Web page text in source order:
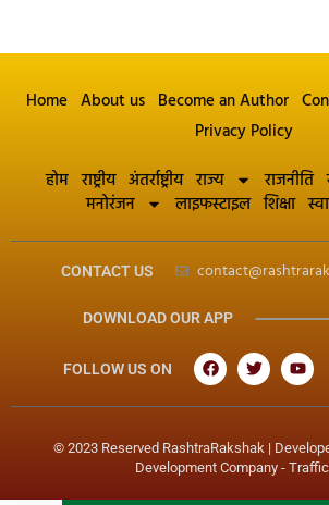
Home About us Become an Author
Privacy Policy
होम राष्ट्रीय अंतर्राष्ट्रीय राज्य राजनीति
मनोरंजन
लाइफस्टाइल शिक्षा
CONTACT US
DOWNLOAD OUR APP
FOLLOW US ON
© 2023 Reserved RashtraRakshak |
Development Company- Traffic